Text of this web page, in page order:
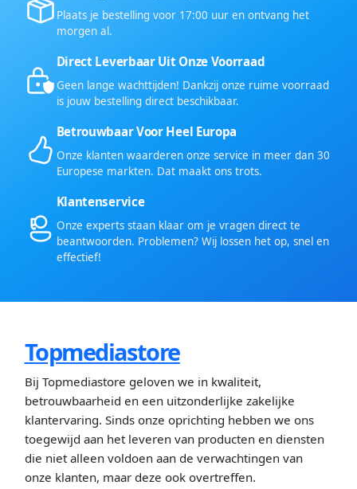
Plaats je bestelling voor 17:00 uur en ontvang het
morgen al.
Direct Leverbaar Uit Onze Voorraad
Geen lange wachttijden! Dankzij onze ruime voorraad
is jouw bestelling direct beschikbaar.
Betrouwbaar Voor Heel Europa
Onze klanten waarderen onze service in meer dan 30
Europese markten. Dat maakt ons trots.
Klantenservice
Onze experts staan klaar om je vragen direct te
beantwoorden. Problemen? Wij lossen het op, snel en
effectief!
Topmediastore
Bij Topmediastore geloven we in kwaliteit,
betrouwbaarheid en een uitzonderlijke zakelijke
klantervaring. Sinds onze oprichting hebben we ons
toegewijd aan het leveren van producten en diensten
die niet alleen voldoen aan de verwachtingen van
onze klanten, maar deze ook overtreffen.